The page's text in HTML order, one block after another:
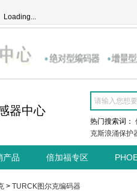
Loading...
器中心
热门搜索词：
克斯浪涌保护
产品 倍加福专区
> TURCK图尔克编码器